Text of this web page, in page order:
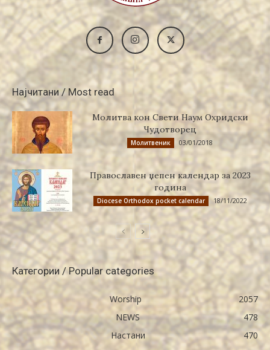
Најчитани / Most read
Молитва кон Свети Наум Охридски
Чудотворец
Молитвеник 03/01/2018
Православен џепен календар за 2023
година
Diocese Orthodox pocket calendar 18/11/2022
Категории / Popular categories
Worship
2057
NEWS
478
Настани
470